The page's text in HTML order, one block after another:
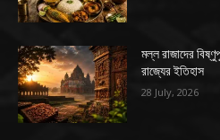
মল্ল রাজাদের
রাজ্যের ইতিহাস
28 July, 2026